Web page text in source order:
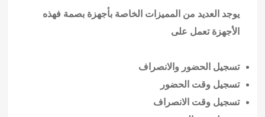
يوجد العديد من المميزات الخاصة بأجهزة بصمة فهذه
الأجهزة تعمل على
تسجيل الحضور والانصراف
تسجيل وقت الحضور
تسجيل وقت الانصراف